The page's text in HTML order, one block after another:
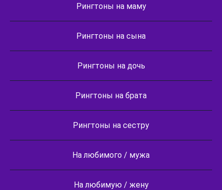
Рингтоны на маму
Рингтоны на сына
Рингтоны на дочь
Рингтоны на брата
Рингтоны на сестру
На любимого / мужа
На любимую / жену